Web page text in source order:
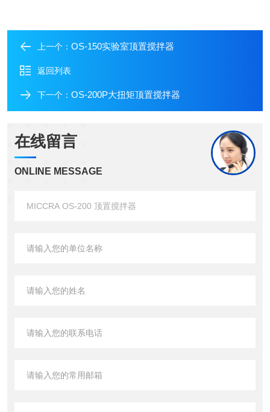
上一个： OS-150实验室顶置搅拌器
返回列表
下一个： OS-200P大扭矩顶置搅拌器
在线留言
ONLINE MESSAGE